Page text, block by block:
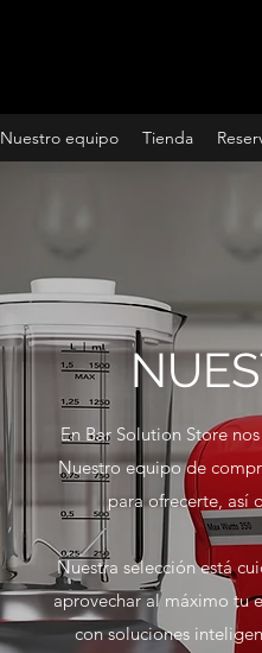
Nuestro equipo Tienda
En Bar Solution Store
Nuestro equipo de
para ofrecerte, así
Nuestra selección está
aprovechar al máximo tu
con soluciones